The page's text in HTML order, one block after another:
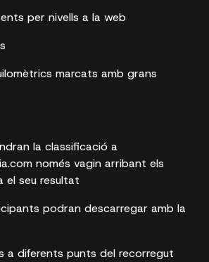
per nivells a la web
marcats amb grans
la classificació a
només vagin arribant els
seu resultat
podran descarregar amb la
diferents punts del recorregut